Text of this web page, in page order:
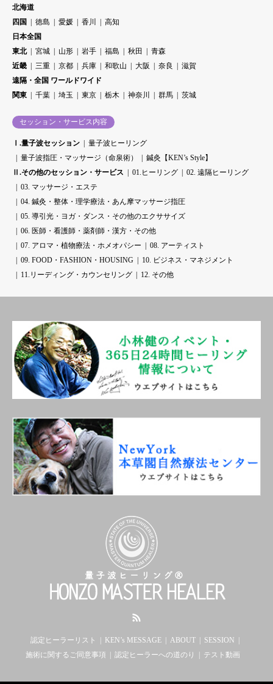
北海道
四国
徳島 愛媛 香川
高知
日本全国
東北
宮城 山形 岩手 福島 秋田
青森
近畿
三重 京都 兵庫 和歌山 大阪 奈良
滋賀
遠隔・全国 ワールドワイド
関東
千葉 埼玉 東京 栃木 神奈川 群馬 茨城
セッション・サービス内容
Ⅰ.量子波セッション
量子波ヒーリング
量子波指圧・マッサージ（命泉術）
鍼灸【KEN’s Style】
Ⅱ.その他のセッション・サービス
01.ヒーリング
02. 遠隔ヒーリング
03. マッサージ・エステ
04. 鍼灸・整体・理学療法・あん摩マッサージ指圧
05. 導引光・ヨガ・ダンス・その他のエクササイズ
06. 医師・看護師・薬剤師・漢方・その他
07. アロマ・植物療法・ホメオパシー
08. アーティスト
09. FOOD・FASHION・HOUSING
10. ビジネス・マネジメント
11.リーディング・カウンセリング
12. その他
認定ヒーラーリスト KEN’s MESSAGE ABOUT
SESSION
施術に関するご同意事項
認定ヒーラーへの道のり テスト動画